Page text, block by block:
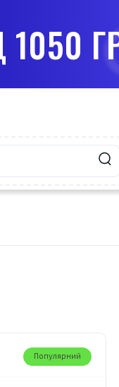
Популярний